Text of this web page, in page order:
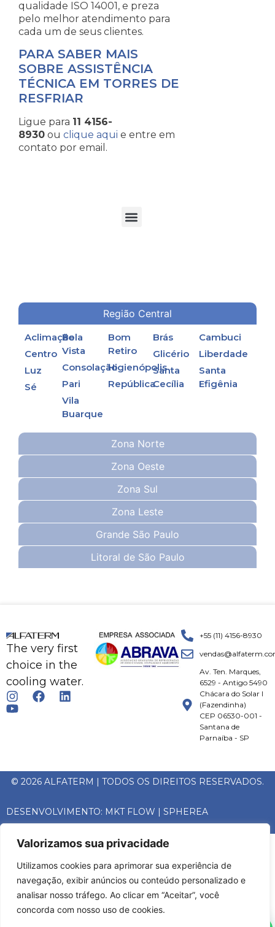
Valorizamos sua privacidade
Utilizamos cookies para aprimorar sua experiência de
navegação, exibir anúncios ou conteúdo personalizado e
analisar nosso tráfego. Ao clicar em “Aceitar”, você
concorda com nosso uso de cookies.
qualidade ISO 14001, e preza
pelo melhor atendimento para
cada um de seus clientes.
PARA SABER MAIS
SOBRE ASSISTÊNCIA
TÉCNICA EM TORRES DE
RESFRIAR
Ligue para 11 4156-
8930 ou clique aqui e entre em
contato por email.
Região Central
Zona Norte
Zona Oeste
Zona Sul
Zona Leste
Grande São Paulo
Litoral de São Paulo
Aclimação
Centro
Luz
Sé
Bela
Vista
Consolação
Pari
Vila
Buarque
Bom
Retiro
Higienópolis
República
Brás
Glicério
Santa
Cecília
Cambuci
Liberdade
Santa
Efigênia
The very first
choice in the
cooling water.
+55 (11) 4156-8930
Av. Ten. Marques,
6529 - Antigo 5490
Chácara do Solar I
(Fazendinha)
CEP 06530-001 -
Santana de
Parnaíba - SP
© 2026 ALFATERM | TODOS OS DIREITOS RESERVADOS.
DESENVOLVIMENTO: MKT FLOW SPHEREA